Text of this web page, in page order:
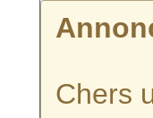
Chers